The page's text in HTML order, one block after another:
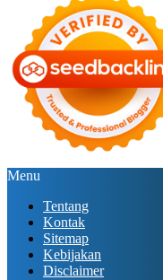
Menu
Tentang
Kontak
Sitemap
Kebijakan
Disclaimer